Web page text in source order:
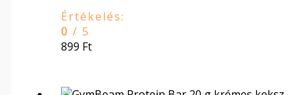
Értékelés:
0 / 5
899 Ft